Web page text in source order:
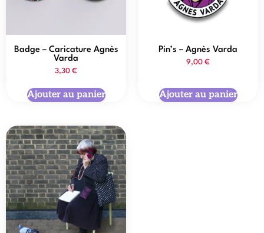
Badge – Caricature Agnès
Varda
3,30 €
Ajouter au panier
Pin’s – Agnès Varda
9,00 €
Ajouter au panier